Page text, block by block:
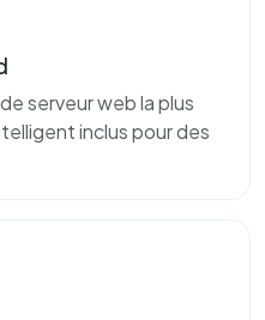
serveur web la plus
inclus pour des